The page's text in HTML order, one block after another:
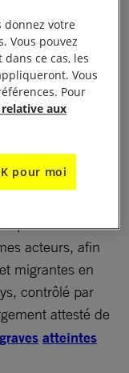
des milliers
et
alimenté une
aux
groupes
discours de
(UE)
acteurs, afin
migrantes en
contrôlé par
attesté de
graves atteintes
donnez votre
Vous pouvez
ce cas, les
Vous
Pour
aux
pour moi